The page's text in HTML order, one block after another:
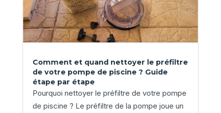
Comment et quand nettoyer le préfiltre
de votre pompe de piscine ? Guide
étape par étape
Pourquoi nettoyer le préfiltre de votre pompe
de piscine ? Le préfiltre de la pompe joue un